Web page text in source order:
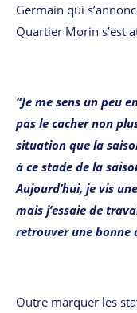
Germain qui
Quartier Morin s’est
“Je me sens un peu
pas le cacher non
situation que la
à ce stade de la
Aujourd’hui, je vis
mais j’essaie de
retrouver une bonne
Outre marquer les